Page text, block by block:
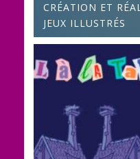
CRÉATION ET
JEUX ILLUSTRÉS